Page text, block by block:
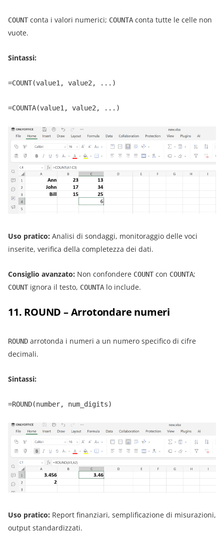
COUNT conta i valori numerici; COUNTA conta tutte le celle non
vuote.
Sintassi:
=COUNT(value1, value2, ...)
=COUNTA(value1, value2, ...)
Uso pratico: Analisi di sondaggi, monitoraggio delle voci
inserite, verifica della completezza dei dati.
Consiglio avanzato: Non confondere COUNT con COUNTA;
COUNT ignora il testo, COUNTA lo include.
11. ROUND – Arrotondare numeri
ROUND arrotonda i numeri a un numero specifico di cifre
decimali.
Sintassi:
=ROUND(number, num_digits)
Uso pratico: Report finanziari, semplificazione di misurazioni,
output standardizzati.